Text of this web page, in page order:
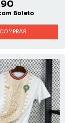
Boleto
COMPRAR